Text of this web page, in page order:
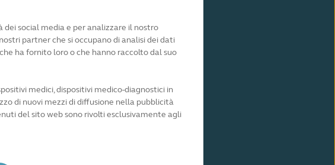
social media e per analizzare il nostro
partner che si occupano di analisi dei dati
ha fornito loro o che hanno raccolto dal suo
medici, dispositivi medico-diagnostici in
di nuovi mezzi di diffusione nella pubblicità
del sito web sono rivolti esclusivamente agli